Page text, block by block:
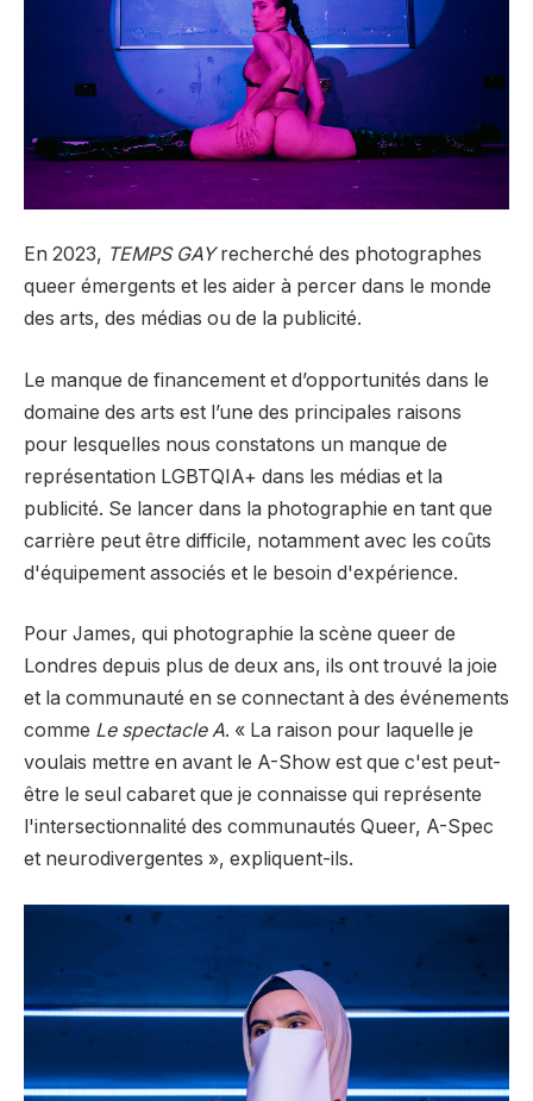
En 2023, TEMPS GAYrecherché des photographes
queer émergents et les aider à percer dans le monde
des arts, des médias ou de la publicité.
Le manque de financement et d’opportunités dans le
domaine des arts est l’une des principales raisons
pour lesquelles nous constatons un manque de
représentation LGBTQIA+ dans les médias et la
publicité. Se lancer dans la photographie en tant que
carrière peut être difficile, notamment avec les coûts
d'équipement associés et le besoin d'expérience.
Pour James, qui photographie la scène queer de
Londres depuis plus de deux ans, ils ont trouvé la joie
et la communauté en se connectant à des événements
comme Le spectacle A. « La raison pour laquelle je
voulais mettre en avant le A-Show est que c'est peut-
être le seul cabaret que je connaisse qui représente
l'intersectionnalité des communautés Queer, A-Spec
et neurodivergentes », expliquent-ils.